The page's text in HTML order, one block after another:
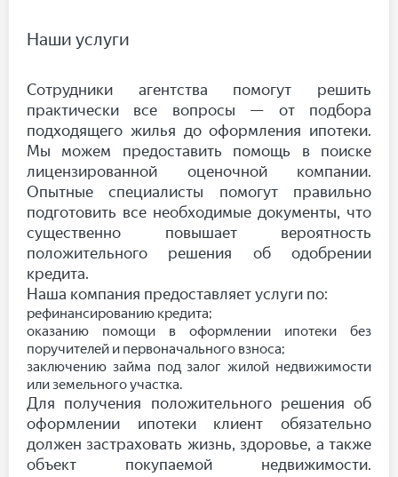
Наши услуги
Сотрудники агентства помогут решить
практически все вопросы — от подбора
подходящего жилья до оформления ипотеки.
Мы можем предоставить помощь в поиске
лицензированной оценочной компании.
Опытные специалисты помогут правильно
подготовить все необходимые документы, что
существенно повышает вероятность
положительного решения об одобрении
кредита.
Наша компания предоставляет услуги по:
рефинансированию кредита;
оказанию помощи в оформлении ипотеки без
поручителей и первоначального взноса;
заключению займа под залог жилой недвижимости
или земельного участка.
Для получения положительного решения об
оформлении ипотеки клиент обязательно
должен застраховать жизнь, здоровье, а также
объект покупаемой недвижимости.